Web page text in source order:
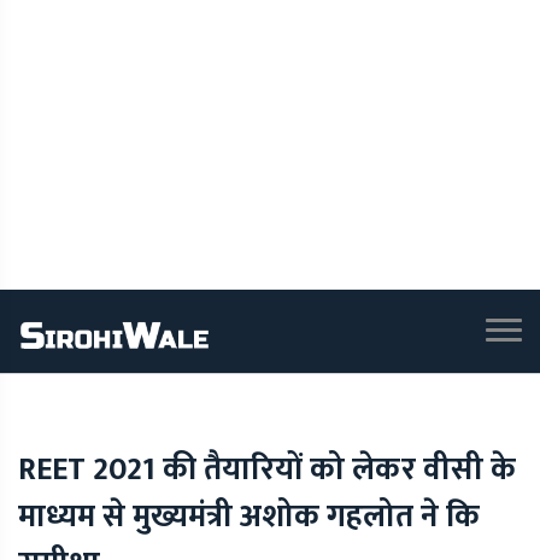
REET 2021 की तैयारियों को लेकर वीसी के
माध्यम से मुख्यमंत्री अशोक गहलोत ने कि